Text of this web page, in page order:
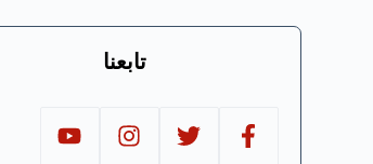
تابعنا